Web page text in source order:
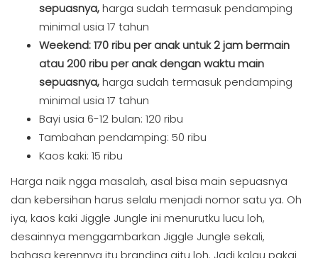
sepuasnya,harga sudah termasuk pendamping
minimal usia 17 tahun
Weekend: 170 ribu per anak untuk 2 jam bermain
atau 200 ribu per anak dengan waktu main
sepuasnya,harga sudah termasuk pendamping
minimal usia 17 tahun
Bayi usia 6-12 bulan: 120 ribu
Tambahan pendamping: 50 ribu
Kaos kaki: 15 ribu
Harga naik ngga masalah, asal bisa main sepuasnya
dan kebersihan harus selalu menjadi nomor satu ya. Oh
iya, kaos kaki Jiggle Jungle ini menurutku lucu loh,
desainnya menggambarkan Jiggle Jungle sekali,
bahasa kerennya itu branding gitu loh. Jadi kalau pakai